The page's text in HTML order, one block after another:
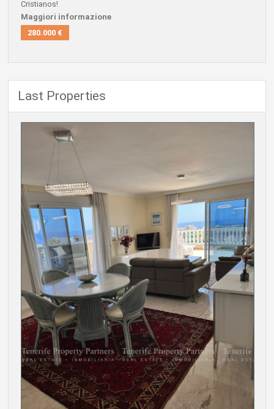
Cristianos!
Maggiori informazione
280.000 €
Last Properties